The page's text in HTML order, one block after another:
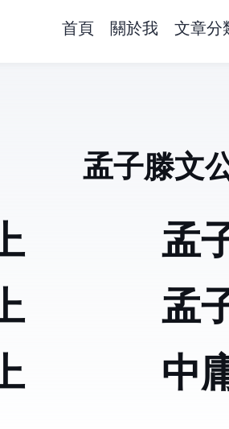
首頁 關於我 文章分
孟子滕文
孟
孟
中